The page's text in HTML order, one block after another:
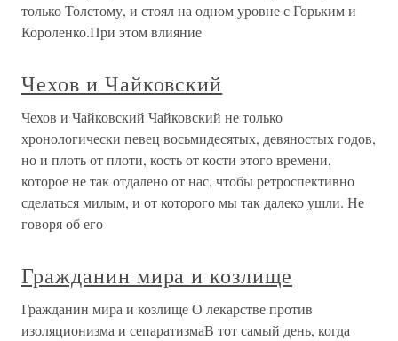
только Толстому, и стоял на одном уровне с Горьким и
Короленко.При этом влияние
Чехов и Чайковский
Чехов и Чайковский Чайковский не только
хронологически певец восьмидесятых, девяностых годов,
но и плоть от плоти, кость от кости этого времени,
которое не так отдалено от нас, чтобы ретроспективно
сделаться милым, и от которого мы так далеко ушли. Не
говоря об его
Гражданин мира и козлище
Гражданин мира и козлище О лекарстве против
изоляционизма и сепаратизмаВ тот самый день, когда